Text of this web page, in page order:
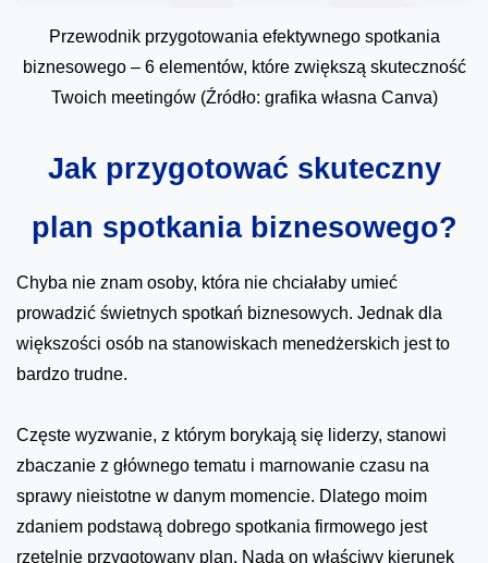
Przewodnik przygotowania efektywnego spotkania
biznesowego – 6 elementów, które zwiększą skuteczność
Twoich meetingów (Źródło: grafika własna Canva)
Jak przygotować skuteczny
plan spotkania biznesowego?
Chyba nie znam osoby, która nie chciałaby umieć
prowadzić świetnych spotkań biznesowych. Jednak dla
większości osób na stanowiskach menedżerskich jest to
bardzo trudne.
Częste wyzwanie, z którym borykają się liderzy, stanowi
zbaczanie z głównego tematu i marnowanie czasu na
sprawy nieistotne w danym momencie. Dlatego moim
zdaniem podstawą dobrego spotkania firmowego jest
rzetelnie przygotowany plan. Nada on właściwy kierunek